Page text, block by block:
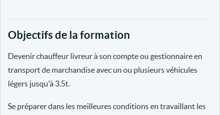
Objectifs de la formation
Devenir chauffeur livreur à son compte ou gestionnaire en
transport de marchandise avec un ou plusieurs véhicules
légers jusqu'à 3.5t.
Se préparer dans les meilleures conditions en travaillant les